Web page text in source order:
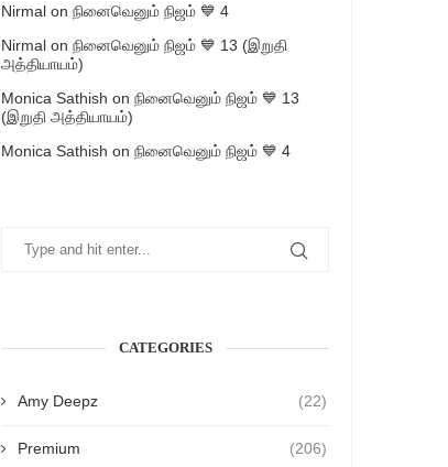
Nirmal on நினைவெனும் நிஜம் 💙 4
Nirmal on நினைவெனும் நிஜம் 💙 13 (இறுதி
அத்தியாயம்)
Monica Sathish on நினைவெனும் நிஜம் 💙 13
(இறுதி அத்தியாயம்)
Monica Sathish on நினைவெனும் நிஜம் 💙 4
CATEGORIES
Amy Deepz (22)
Premium (206)